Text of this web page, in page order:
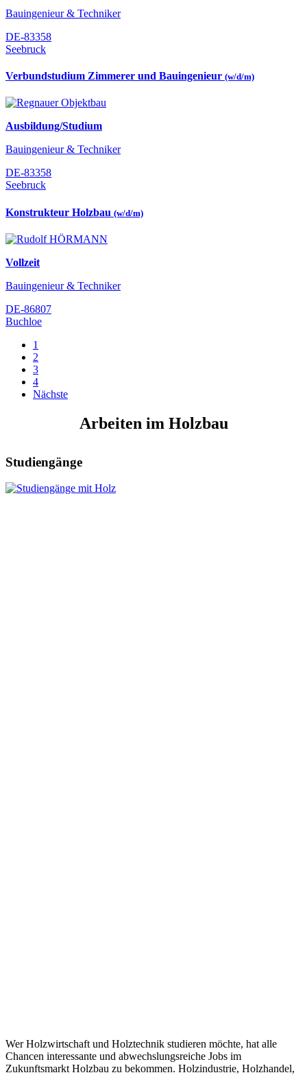
Bauingenieur & Techniker
DE-83358
Seebruck
Verbundstudium Zimmerer und Bauingenieur (w/d/m)
Ausbildung/Studium
Bauingenieur & Techniker
DE-83358
Seebruck
Konstrukteur Holzbau (w/d/m)
Vollzeit
Bauingenieur & Techniker
DE-86807
Buchloe
1
2
3
4
Nächste
Arbeiten im Holzbau
Studiengänge
Wer Holzwirtschaft und Holztechnik studieren möchte, hat alle
Chancen interessante und abwechslungsreiche Jobs im
Zukunftsmarkt Holzbau zu bekommen. Holzindustrie, Holzhandel,